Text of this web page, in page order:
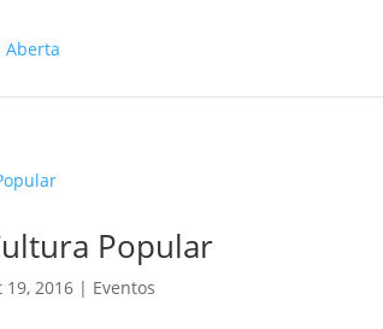
Popular
19, 2016 | Eventos